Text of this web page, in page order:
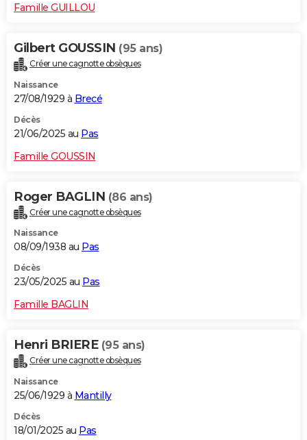
Famille GUILLOU
Gilbert GOUSSIN (95 ans)
Créer une cagnotte obsèques
Naissance
27/08/1929 à Brecé
Décès
21/06/2025 au Pas
Famille GOUSSIN
Roger BAGLIN (86 ans)
Créer une cagnotte obsèques
Naissance
08/09/1938 au Pas
Décès
23/05/2025 au Pas
Famille BAGLIN
Henri BRIERE (95 ans)
Créer une cagnotte obsèques
Naissance
25/06/1929 à Mantilly
Décès
18/01/2025 au Pas